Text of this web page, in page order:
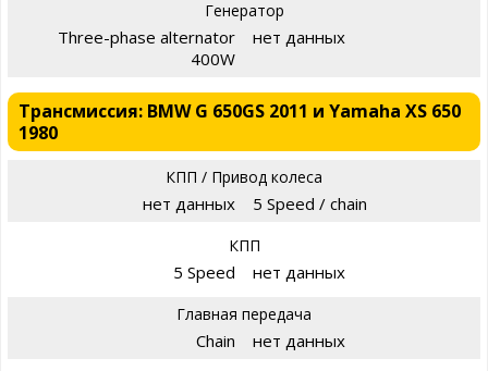
Генератор
Three-phase alternator
400W
нет данных
Трансмиссия: BMW G 650GS 2011 и Yamaha XS 650
1980
КПП / Привод колеса
нет данных 5 Speed / chain
КПП
5 Speed нет данных
Главная передача
Chain нет данных